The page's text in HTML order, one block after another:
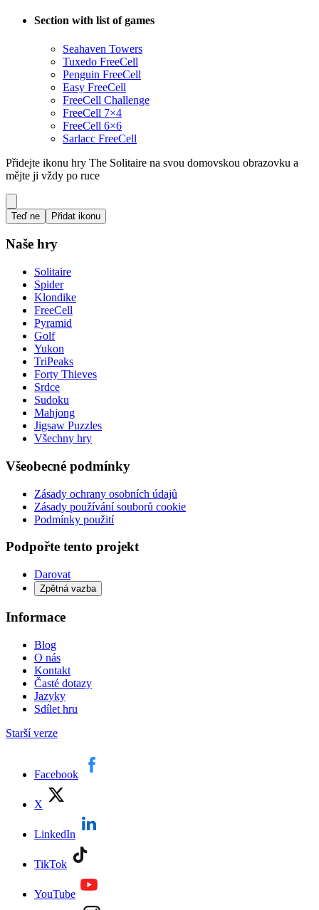
Section with list of games
Seahaven Towers
Tuxedo FreeCell
Penguin FreeCell
Easy FreeCell
FreeCell Challenge
FreeCell 7×4
FreeCell 6×6
Sarlacc FreeCell
Přidejte ikonu hry The Solitaire na svou domovskou obrazovku a
mějte ji vždy po ruce
Teď ne Přidat ikonu
Naše hry
Solitaire
Spider
Klondike
FreeCell
Pyramid
Golf
Yukon
TriPeaks
Forty Thieves
Srdce
Sudoku
Mahjong
Jigsaw Puzzles
Všechny hry
Všeobecné podmínky
Zásady ochrany osobních údajů
Zásady používání souborů cookie
Podmínky použití
Podpořte tento projekt
Darovat
Zpětná vazba
Informace
Blog
O nás
Kontakt
Časté dotazy
Jazyky
Sdílet hru
Starší verze
Facebook
X
LinkedIn
TikTok
YouTube